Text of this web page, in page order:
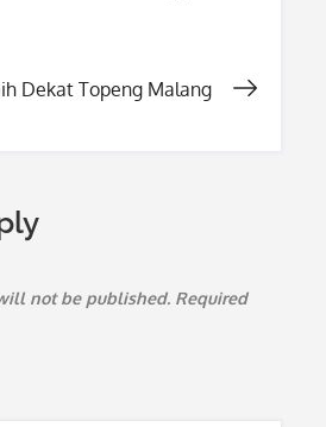
Dekat Topeng Malang
not be published. Required